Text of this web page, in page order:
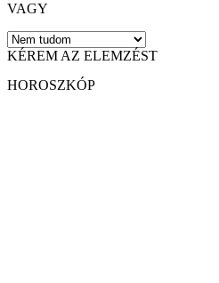
VAGY
KÉREM AZ ELEMZÉST
HOROSZKÓP